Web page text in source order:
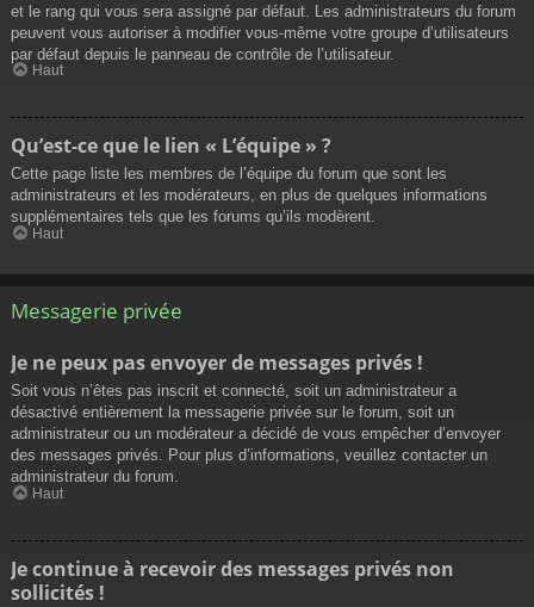
et le rang qui vous sera assigné par défaut. Les administrateurs du forum
peuvent vous autoriser à modifier vous-même votre groupe d’utilisateurs
par défaut depuis le panneau de contrôle de l’utilisateur.
Haut
Qu’est-ce que le lien « L’équipe » ?
Cette page liste les membres de l’équipe du forum que sont les
administrateurs et les modérateurs, en plus de quelques informations
supplémentaires tels que les forums qu’ils modèrent.
Haut
Messagerie privée
Je ne peux pas envoyer de messages privés !
Soit vous n’êtes pas inscrit et connecté, soit un administrateur a
désactivé entièrement la messagerie privée sur le forum, soit un
administrateur ou un modérateur a décidé de vous empêcher d’envoyer
des messages privés. Pour plus d’informations, veuillez contacter un
administrateur du forum.
Haut
Je continue à recevoir des messages privés non
sollicités !